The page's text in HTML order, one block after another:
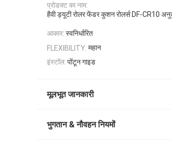
प्रोडक्ट का नाम:
हैवी ड्यूटी रोलर फेंडर कुशन रोलर्स DF-CR10
आकार: स्वनिर्धारित
FLEXIBILITY: महान
इंस्टॉल: पोंटून गाइड
मूलभूत जानकारी
भुगतान & नौवहन नियमों